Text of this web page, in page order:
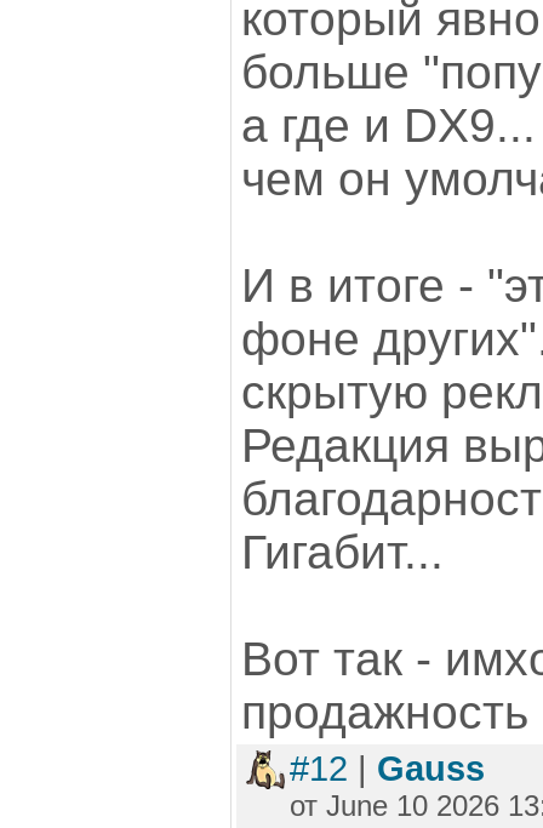
который
больше
а где и
чем он
И в итоге -
фоне
скрытую
Редакция
Гигабит...
Вот так -
продажность
#12 | Gauss
от June 10 2026